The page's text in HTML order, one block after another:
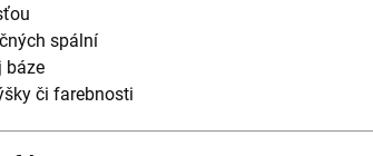
spální
báze
či farebnosti